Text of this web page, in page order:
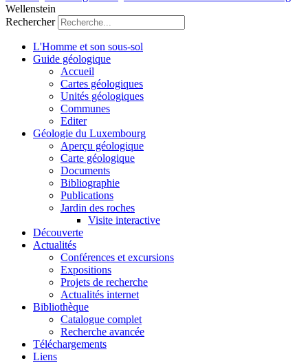
Wellenstein
Rechercher
L'Homme et son sous-sol
Guide géologique
Accueil
Cartes géologiques
Unités géologiques
Communes
Editer
Géologie du Luxembourg
Aperçu géologique
Carte géologique
Documents
Bibliographie
Publications
Jardin des roches
Visite interactive
Découverte
Actualités
Conférences et excursions
Expositions
Projets de recherche
Actualités internet
Bibliothèque
Catalogue complet
Recherche avancée
Téléchargements
Liens